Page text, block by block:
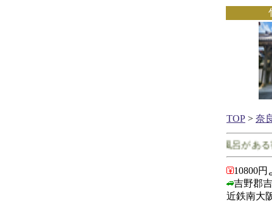
TOP > 奈
奈良県で客室に露天風呂がある
10800円
吉野郡
近鉄南大